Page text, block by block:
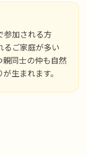
参加される方
るご家庭が多い
親同士の仲も自然
生まれます。